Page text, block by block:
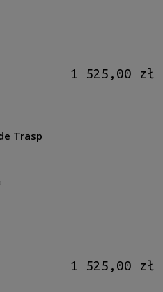
1 525,00 zł
Trasp
1 525,00 zł